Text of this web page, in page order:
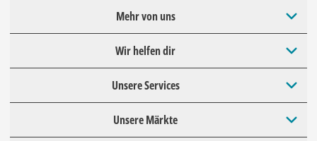
Mehr von uns
Wir helfen dir
Unsere Services
Unsere Märkte